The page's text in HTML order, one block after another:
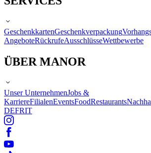
GeschenkkartenGeschenkverpackung
AngeboteRückrufeAusschlüsseWettbewerbe
ÜBER MANOR
Unser UnternehmenJobs &
KarriereFilialenEventsFoodRestaurants
DEFRIT